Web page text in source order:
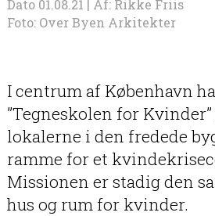
Dato 01.08.21 | Af: Rikke Friis
Foto: Over Byen Arkitekter
I centrum af København
”Tegneskolen for
lokalerne i den fredede
ramme for et
Missionen er stadig den
hus og rum for kvinder.